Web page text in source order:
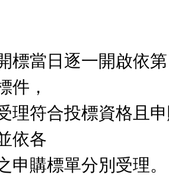
標當日逐一開啟依
件，
理符合投標資格且
依各
申購標單分別受理。